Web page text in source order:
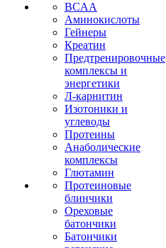
BCAA
Аминокислоты
Гейнеры
Креатин
Предтренировочные
комплексы и
энергетики
Л-карнитин
Изотоники и
углеводы
Протеины
Анаболические
комплексы
Глютамин
Протеиновые
блинчики
Ореховые
батончики
Батончики